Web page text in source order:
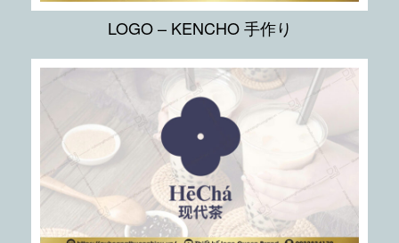
LOGO – KENCHO 手作り